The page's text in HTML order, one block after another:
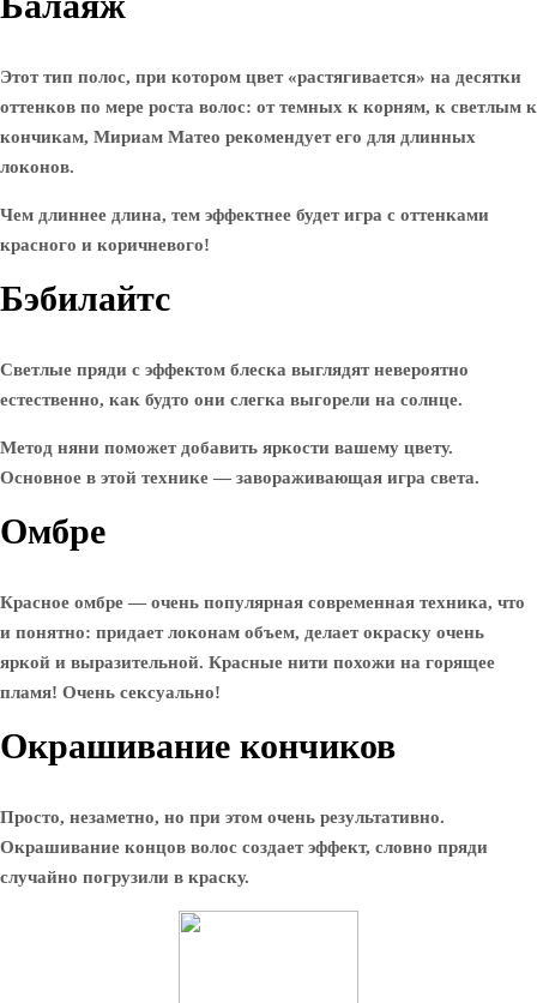
Этот тип полос, при котором цвет «растягивается» на десятки
оттенков по мере роста волос: от темных к корням, к светлым к
кончикам, Мириам Матео рекомендует его для длинных
локонов.
Чем длиннее длина, тем эффектнее будет игра с оттенками
красного и коричневого!
Бэбилайтс
Светлые пряди с эффектом блеска выглядят невероятно
естественно, как будто они слегка выгорели на солнце.
Метод няни поможет добавить яркости вашему цвету.
Основное в этой технике — завораживающая игра света.
Омбре
Красное омбре — очень популярная современная техника, что
и понятно: придает локонам объем, делает окраску очень
яркой и выразительной. Красные нити похожи на горящее
пламя! Очень сексуально!
Окрашивание кончиков
Просто, незаметно, но при этом очень результативно.
Окрашивание концов волос создает эффект, словно пряди
случайно погрузили в краску.